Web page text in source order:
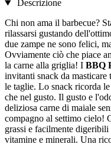
Descrizione
Chi non ama il barbecue?
rilassarsi gustando
due zampe ne sono felici,
Ovviamente ciò che piace
la carne alla griglia! I BBQ
invitanti snack da masticare
le taglie. Lo snack ricorda
che nel gusto. Il gusto e
deliziosa carne di maiale
compagno al settimo cielo!
grassi e facilmente
vitamine e minerali. Una